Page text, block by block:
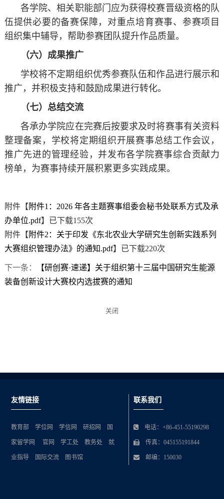
各学院、相关职能部门应为获得校赛晋级资格的队
伍提供必要的备赛保障，对重点培育赛事、参赛项目
组织集中辅导，帮助参赛团队提升作品质量。
（六）成果推广
学校将不定期组织优秀参赛队伍和作品进行展示和
推广，并积极支持和鼓励成果进行转化。
（七）总结交流
各承办学院应在完赛后按要求及时将赛事有关资料
整理备案，学校将定期组织开展赛事总结工作会议，
推广先进的管理经验，并发布各学院赛事综合贡献力
榜单，为赛事持续开展积累更多实践成果。
附件【 附件1：2026 年各主题赛事组委会秘书处联系方式及承
办单位.pdf】已下载155次
附件【 附件2：关于印发《东北农业大学研究生创新实践系列
大赛组织管理办法》的通知.pdf】已下载220次
下一条：
【研创赛·速递】关于组织第十三届中国研究生能源
装备创新设计大赛校内选拔赛的通知
关闭
友情链接
教育部 学位网 学信网 研招网 国
家留学网 官网 学工处 教务处 就
业指导 国际交流 图书馆
联系我们
电话：+86-451-55190298
传真：045155191844
邮编：150030